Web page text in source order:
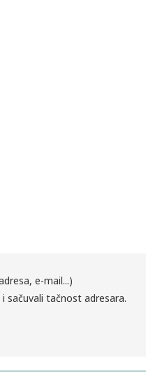
e-mail...)
sačuvali tačnost adresara.